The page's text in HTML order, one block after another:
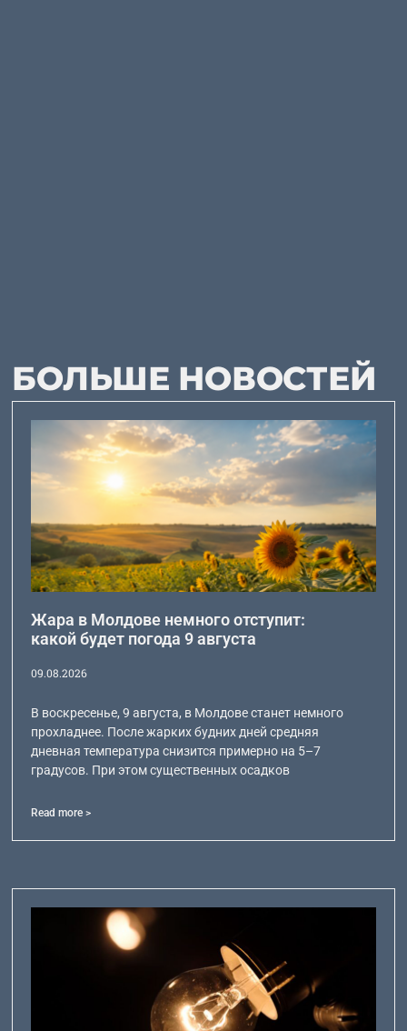
БОЛЬШЕ НОВОСТЕЙ
Жара в Молдове немного отступит:
какой будет погода 9 августа
09.08.2026
В воскресенье, 9 августа, в Молдове станет немного
прохладнее. После жарких будних дней средняя
дневная температура снизится примерно на 5–7
градусов. При этом существенных осадков
Read more >